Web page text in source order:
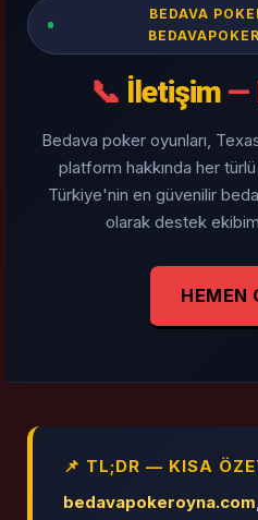
BEDAVA
📞 İletişim —
Bedava poker oyunları,
platform hakkında her
Türkiye'nin en güvenilir
olarak destek
HEMEN
📌 TL;DR — KISA
bedavapokeroyna.com